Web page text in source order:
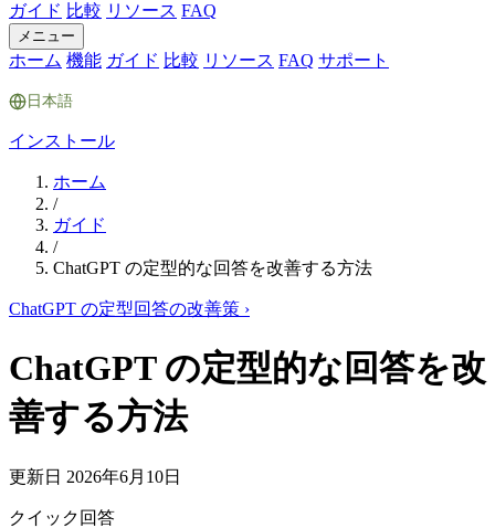
ガイド 比較 リソース FAQ
メニュー
ホーム 機能 ガイド 比較 リソース FAQ サポート
日本語
インストール
ホーム
/
ガイド
/
ChatGPT の定型的な回答を改善する方法
ChatGPT の定型回答の改善策 ›
ChatGPT の定型的な回答を改
善する方法
更新日 2026年6月10日
クイック回答